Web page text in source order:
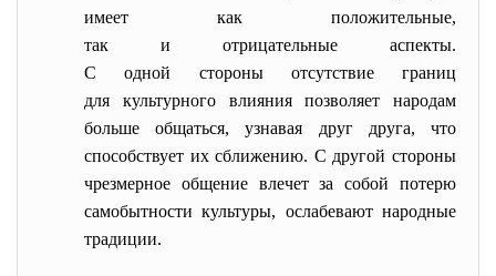
имеет как положительные,
так и отрицательные аспекты.
С одной стороны отсутствие границ
для культурного влиянияпозволяет народам
больше общаться, узнавая друг друга, что
способствует их сближению. С другой стороны
чрезмерное общение влечет за собой потерю
самобытности культуры, ослабевают народные
традиции.